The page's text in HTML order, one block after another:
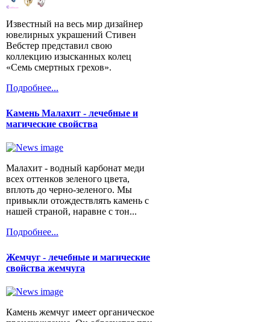
Известный на весь мир дизайнер
ювелирных украшений Стивен
Вебстер представил свою
коллекцию изысканных колец
«Семь смертных грехов».
Подробнее...
Камень Малахит - лечебные и
магические свойства
Малахит - водный карбонат меди
всех оттенков зеленого цвета,
вплоть до черно-зеленого. Мы
привыкли отождествлять камень с
нашей страной, наравне с тон...
Подробнее...
Жемчуг - лечебные и магические
свойства жемчуга
Камень жемчуг имеет органическое